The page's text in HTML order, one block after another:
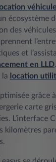
écosystème
des
et
en LLD
la location
grâce
carte
L’interface
kilomètres